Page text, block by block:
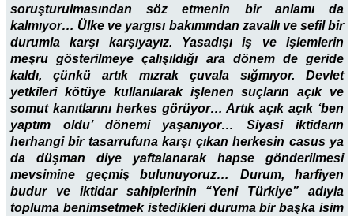
soruşturulmasından söz etmenin bir anlamı da
kalmıyor… Ülke ve yargısı bakımından zavallı ve sefil bir
durumla karşı karşıyayız. Yasadışı iş ve işlemlerin
meşru gösterilmeye çalışıldığı ara dönem de geride
kaldı, çünkü artık mızrak çuvala sığmıyor. Devlet
yetkileri kötüye kullanılarak işlenen suçların açık ve
somut kanıtlarını herkes görüyor… Artık açık açık ‘ben
yaptım oldu’ dönemi yaşanıyor… Siyasi iktidarın
herhangi bir tasarrufuna karşı çıkan herkesin casus ya
da düşman diye yaftalanarak hapse gönderilmesi
mevsimine geçmiş bulunuyoruz… Durum, harfiyen
budur ve iktidar sahiplerinin “Yeni Türkiye” adıyla
topluma benimsetmek istedikleri duruma bir başka isim